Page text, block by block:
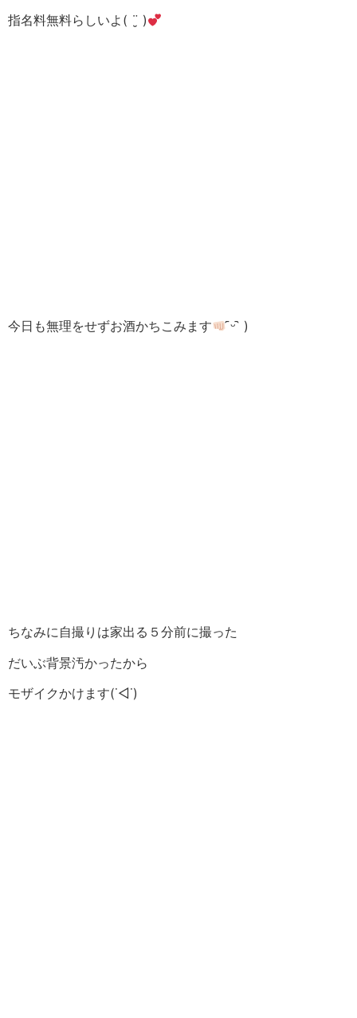
指名料無料らしいよ( ¨̮ )
今日も無理をせずお酒かちこみます ᷇ᵕ ᷆ )
ちなみに自撮りは家出る５分前に撮った
だいぶ背景汚かったから
モザイクかけます(˙◁˙)